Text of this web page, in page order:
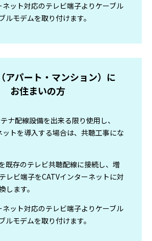
ネット対応のテレビ端子よりケーブル
ルモデムを取り付けます。
アパート・マンション）に
お住まいの方
ナ配線設備を出来る限り使用し、
ットを導入する場合は、共聴工事にな
既存のテレビ共聴配線に接続し、増
レビ端子をCATVインターネットに対
します。
ネット対応のテレビ端子よりケーブル
ルモデムを取り付けます。